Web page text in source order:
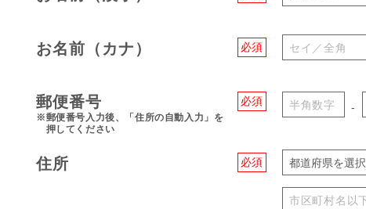
必須
お名前（カナ）
必須
郵便番号
※郵便番号入力後、「住所の自動入力」を
押してください
-
必須
住所 都道府県を選択